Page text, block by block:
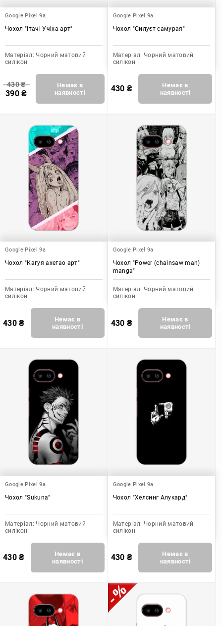
Google Pixel 9a
Чохол "Ітачі Учіха арт"
Матеріал: Чорний матовий
силікон
430₴
390₴
Немає в
наявності
Google Pixel 9a
Чохол "Силуєт самурая"
Матеріал: Чорний матовий
силікон
430 ₴
Немає в
наявності
Google Pixel 9a
Чохол "Кагуя ахегао арт"
Матеріал: Чорний матовий
силікон
430₴
Немає в
наявності
Google Pixel 9a
Чохол "Power (chainsaw man)
manga"
Матеріал: Чорний матовий
силікон
430 ₴
Немає в
наявності
Google Pixel 9a
Чохол "Sukuna"
Матеріал: Чорний матовий
силікон
430₴
Немає в
наявності
Google Pixel 9a
Чохол "Хелсинг Алукард"
Матеріал: Чорний матовий
силікон
430 ₴
Немає в
наявності